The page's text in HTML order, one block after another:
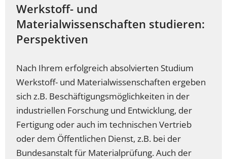
Werkstoff- und
Materialwissenschaften studieren:
Perspektiven
Nach Ihrem erfolgreich absolvierten Studium
Werkstoff- und Materialwissenschaften ergeben
sich z.B. Beschäftigungsmöglichkeiten in der
industriellen Forschung und Entwicklung, der
Fertigung oder auch im technischen Vertrieb
oder dem Öffentlichen Dienst, z.B. bei der
Bundesanstalt für Materialprüfung. Auch der